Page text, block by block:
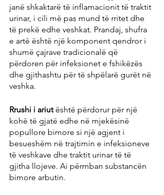
janë shkaktarë të inflamacionit të traktit
urinar, i cili më pas mund të rritet dhe
të prekë edhe veshkat. Prandaj, shufra
e artë është një komponent qendror i
shumë çajrave tradicionalë që
përdoren për infeksionet e fshikëzës
dhe gjithashtu për të shpëlarë gurët në
veshka.
Rrushi i ariut është përdorur për një
kohë të gjatë edhe në mjekësinë
popullore bimore si një agjent i
besueshëm në trajtimin e infeksioneve
të veshkave dhe traktit urinar të të
gjitha llojeve. Ai përmban substancën
bimore arbutin.